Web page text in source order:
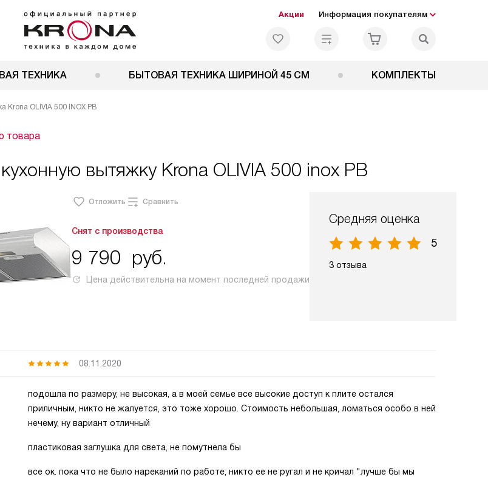
Акции Информация покупателям
ТЕХНИКА БЫТОВАЯ ТЕХНИКА ШИРИНОЙ 45 СМ КОМПЛЕКТЫ
Krona OLIVIA 500 INOX PB
товара
вытяжку Krona OLIVIA 500 inox PB
Отложить Сравнить
Снят с производства
9 790 руб.
Цена действительна на момент последней продажи
Средняя оценка
5
3 отзыва
08.11.2020
подошла по размеру, не высокая, а в моей семье все высокие доступ к плите остался
приличным, никто не жалуется, это тоже хорошо. Стоимость небольшая, ломаться особо в ней
нечему, ну вариант отличный
пластиковая заглушка для света, не помутнела бы
все ок. пока что не было нареканий по работе, никто ее не ругал и не кричал "лучше бы мы